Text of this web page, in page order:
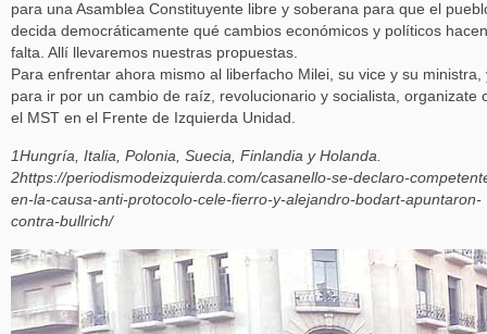
para una Asamblea Constituyente libre y soberana para que el
decida democráticamente qué cambios económicos y políticos hacen
falta. Allí llevaremos nuestras propuestas.
Para enfrentar ahora mismo al liberfacho Milei, su vice y su ministra,
para ir por un cambio de raíz, revolucionario y socialista, organizate
el MST en el Frente de Izquierda Unidad.
1Hungría, Italia, Polonia, Suecia, Finlandia y Holanda.
2https://periodismodeizquierda.com/casanello-se-declaro-
en-la-causa-anti-protocolo-cele-fierro-y-alejandro-bodart-apuntaron-
contra-bullrich/